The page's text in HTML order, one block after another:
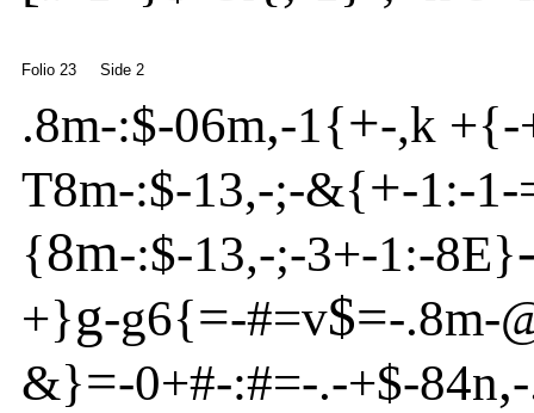
Folio 23 Side 2
.8m-:$-06m,-1{+-,k +{-
T8m-:$-13,-;-&{+-1:-1-
{8m-:$-13,-;-3+-1:-8E}
+}g-g6{=-#=v$=-.8m-
&}=-0+#-:#=-.-+$-84n,-